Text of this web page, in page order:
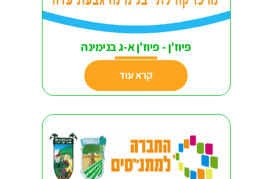
פיוז'ן - פיוז'ן א-ג בנימינה
קרא עוד